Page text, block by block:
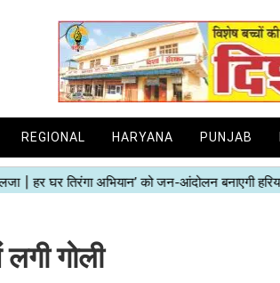
REGIONAL HARYANA PUNJAB
गोली